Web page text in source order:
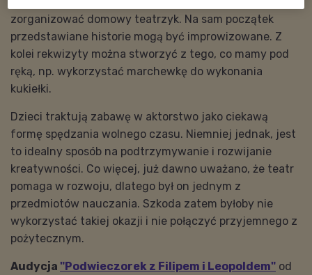
zorganizować domowy teatrzyk. Na sam początek
przedstawiane historie mogą być improwizowane. Z
kolei rekwizyty można stworzyć z tego, co mamy pod
ręką, np. wykorzystać marchewkę do wykonania
kukiełki.
Dzieci traktują zabawę w aktorstwo jako ciekawą
formę spędzania wolnego czasu. Niemniej jednak, jest
to idealny sposób na podtrzymywanie i rozwijanie
kreatywności. Co więcej, już dawno uważano, że teatr
pomaga w rozwoju, dlatego był on jednym z
przedmiotów nauczania. Szkoda zatem byłoby nie
wykorzystać takiej okazji i nie połączyć przyjemnego z
pożytecznym.
Audycja "Podwieczorek z Filipem i Leopoldem" od